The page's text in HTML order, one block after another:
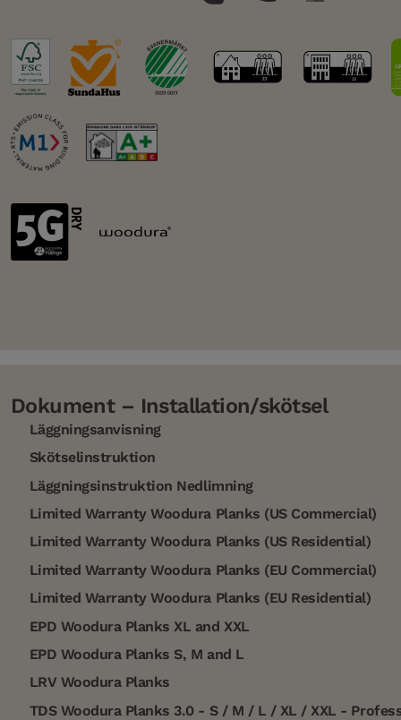
Dokument – Installation/skötsel
Läggningsanvisning
Skötselinstruktion
Läggningsinstruktion Nedlimning
Limited Warranty Woodura Planks (US Commercial)
Limited Warranty Woodura Planks (US Residential)
Limited Warranty Woodura Planks (EU Commercial)
Limited Warranty Woodura Planks (EU Residential)
EPD Woodura Planks XL and XXL
EPD Woodura Planks S, M and L
LRV Woodura Planks
TDS Woodura Planks 3.0 - S / M / L / XL / XXL -